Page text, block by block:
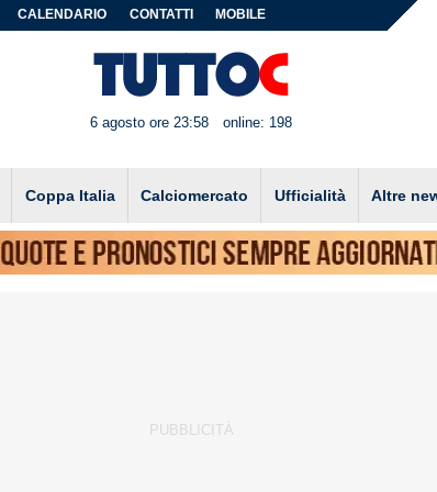
CALENDARIO CONTATTI MOBILE
6 agosto ore 23:58 online: 198
Coppa Italia Calciomercato Ufficialità Altre